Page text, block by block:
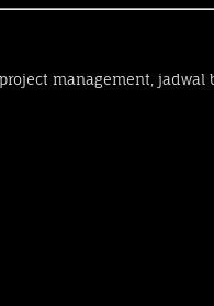
management, jadwal